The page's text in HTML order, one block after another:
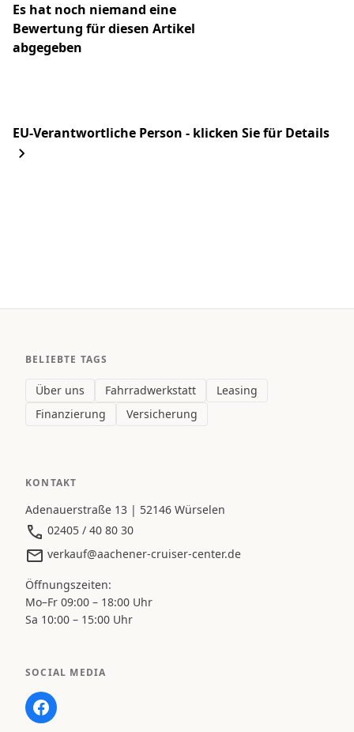
Es hat noch niemand eine
Bewertung für diesen Artikel
abgegeben
EU-Verantwortliche Person - klicken Sie für Details
BELIEBTE TAGS
Über uns Fahrradwerkstatt
Leasing
Finanzierung
Versicherung
KONTAKT
Adenauerstraße 13 | 52146 Würselen
02405 / 40 80 30
verkauf@aachener-cruiser-center.de
Öffnungszeiten:
Mo–Fr 09:00 – 18:00 Uhr
Sa 10:00 – 15:00 Uhr
SOCIAL MEDIA